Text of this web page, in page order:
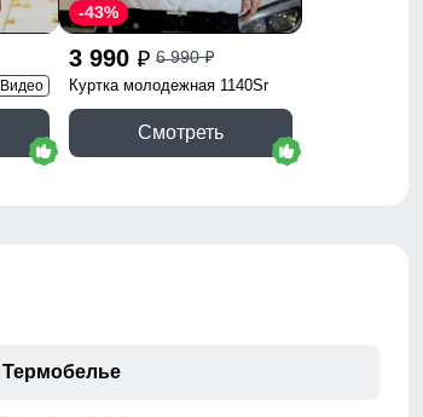
Видео
3 990 p 6 990p
-43%
Куртка молодежная 1140Sr
Смотреть
Термобелье